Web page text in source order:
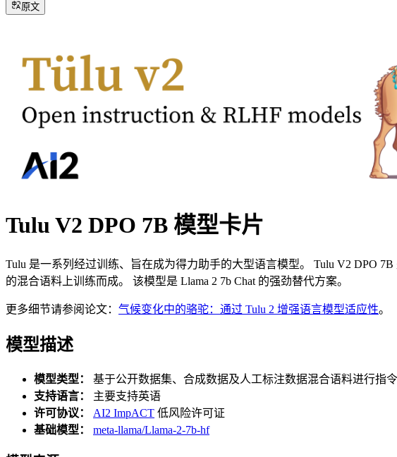
原文
Tulu V2 DPO 7B 模型卡片
Tulu 是一系列经过训练、旨在成为得力助手的大型语言模型。 Tulu V2 DPO
的混合语料上训练而成。 该模型是 Llama 2 7b Chat 的强劲替代方案。
更多细节请参阅论文： 气候变化中的骆驼：通过 Tulu 2 增强语言模型适应性。
模型描述
模型类型：
基于公开数据集、合成数据及人工标注数据混合语料进行指
支持语言：
主要支持英语
许可协议：
AI2 ImpACT 低风险许可证
基础模型：
meta-llama/Llama-2-7b-hf